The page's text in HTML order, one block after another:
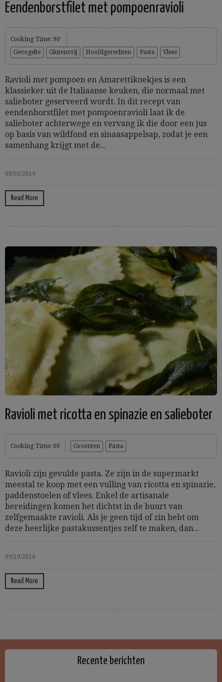
Eendenborstfilet met pompoenravioli
Cooking Time: 90'
Gevogelte
Glutenvrij Hoofdgerechten Pasta Vlees
Ravioli met pompoen en Amarettikoekjes is een
klassieker uit de Italiaanse keuken, die normaal met
salieboter geserveerd wordt. In dit recept van
eendenborstfilet met pompoenravioli laat ik de
salieboter achterwege en vervang ik die door een jus
op basis van wildfond en sinaasappelsap, zodat je een
samenhang krijgt met de...
08/03/2019
Read More
Ravioli met ricotta en spinazie en salieboter
Cooking Time: 60 Groenten Pasta
Ravioli zijn gevulde pasta. Ze zijn in de supermarkt
meestal te koop met een vulling van ricotta en spinazie,
paddenstoelen of vlees. Enkel de artisanale
bereidingen komen het dichtst in de buurt van
zelfgemaakte ravioli. Als je geen tijd of zin hebt om
deze heerlijke pastakussentjes zelf te maken, dan...
09/10/2016
Read More
Recente berichten